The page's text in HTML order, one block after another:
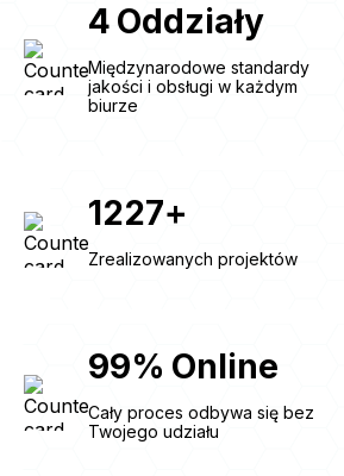
4 Oddziały
Międzynarodowe standardy
jakości i obsługi w każdym
biurze
1227+
Zrealizowanych projektów
99% Online
Cały proces odbywa się bez
Twojego udziału